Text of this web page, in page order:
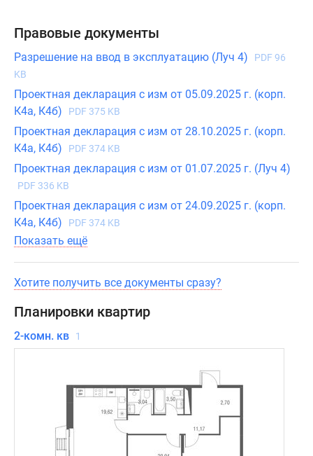
Правовые документы
Разрешение на ввод в эксплуатацию (Луч 4)
PDF 96
KB
Проектная декларация с изм от 05.09.2025 г. (корп.
К4а, К4б)
PDF 375 KB
Проектная декларация с изм от 28.10.2025 г. (корп.
К4а, К4б)
PDF 374 KB
Проектная декларация с изм от 01.07.2025 г. (Луч 4)
PDF 336 KB
Проектная декларация с изм от 24.09.2025 г. (корп.
К4а, К4б)
PDF 374 KB
Показать ещё
Хотите получить все документы сразу?
Планировки квартир
2-комн. кв 1